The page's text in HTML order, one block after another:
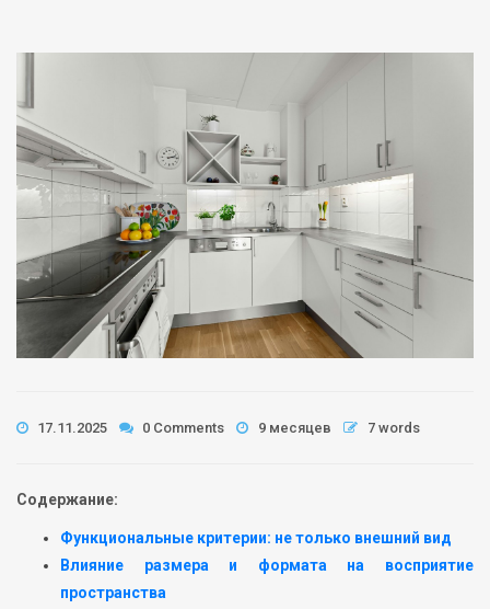
17.11.2025 0 Comments 9 месяцев 7 words
Содержание:
Функциональные критерии: не только внешний вид
Влияние размера и формата на восприятие
пространства